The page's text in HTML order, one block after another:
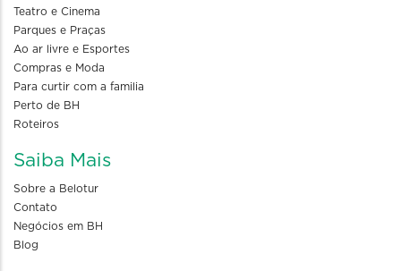
Teatro e Cinema
Parques e Praças
Ao ar livre e Esportes
Compras e Moda
Para curtir com a familia
Perto de BH
Roteiros
Saiba Mais
Sobre a Belotur
Contato
Negócios em BH
Blog